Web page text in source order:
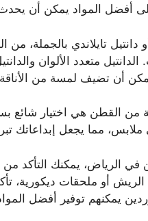
تايلاندي بالجملة، من
متعدد الألوان
من القطن هي اختيار شائع
الرياض، يمكنك التأكد من
أو ملحقات ديكورية،